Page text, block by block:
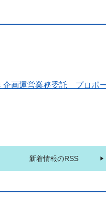
企画運営業務委託 プロポ
新着情報のRSS